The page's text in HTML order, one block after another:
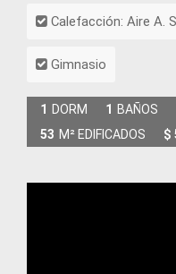
Calefacción: Aire A.
Gimnasio
1 DORM 1 BAÑOS
53 M² EDIFICADOS $